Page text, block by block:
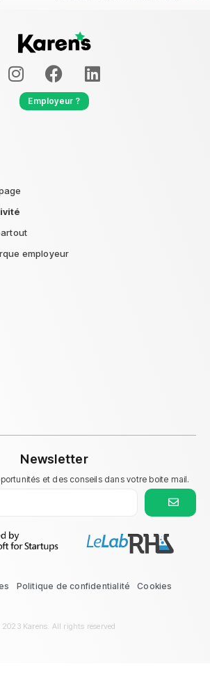
Employeur ?
employeur
Newsletter
et des conseils dans votre boite mail.
Politique de confidentialité Cookies
Karens. All rights reserved